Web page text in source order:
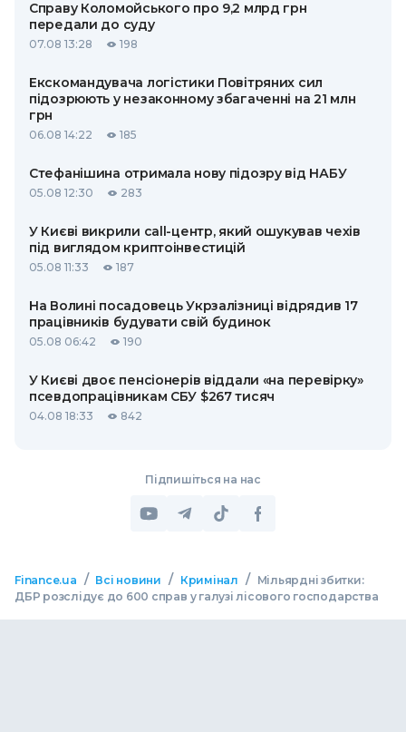
Справу Коломойського про 9,2 млрд грн
передали до суду
07.08 13:28 198
Екскомандувача логістики Повітряних сил
підозрюють у незаконному збагаченні на 21 млн
грн
06.08 14:22 185
Стефанішина отримала нову підозру від НАБУ
05.08 12:30 283
У Києві викрили call-центр, який ошукував чехів
під виглядом криптоінвестицій
05.08 11:33 187
На Волині посадовець Укрзалізниці відрядив 17
працівників будувати свій будинок
05.08 06:42 190
У Києві двоє пенсіонерів віддали «на перевірку»
псевдопрацівникам СБУ $267 тисяч
04.08 18:33 842
Підпишіться на нас
Finance.ua / Всі новини / Кримінал /
Мільярдні збитки:
ДБР розслідує до 600 справ у галузі лісового господарства